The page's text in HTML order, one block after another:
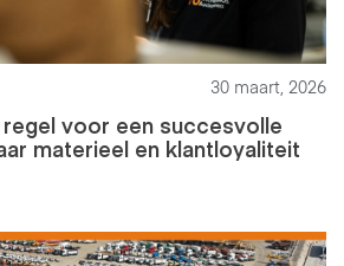
30 maart, 2026
voor een succesvolle
materieel en klantloyaliteit